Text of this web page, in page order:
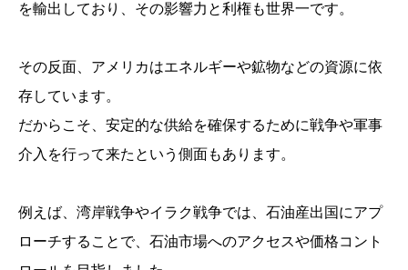
を輸出しており、その影響力と利権も世界一です。
その反面、アメリカはエネルギーや鉱物などの資源に依
存しています。
だからこそ、安定的な供給を確保するために戦争や軍事
介入を行って来たという側面もあります。
例えば、湾岸戦争やイラク戦争では、石油産出国にアプ
ローチすることで、石油市場へのアクセスや価格コント